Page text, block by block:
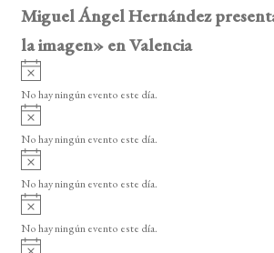
Miguel Ángel Hernández
la imagen» en Valencia
A
v
i
o
No hay ningún evento este día.
A
v
i
o
No hay ningún evento este día.
A
v
i
o
No hay ningún evento este día.
A
v
i
No hay ningún evento este día.
A